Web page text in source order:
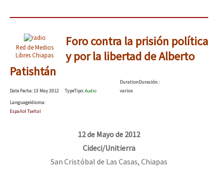
Red de Medios
Libres Chiapas
Foro contra la prisión política
y por la libertad de Alberto
Patishtán
DateFecha: 13 May 2012 TypeTipo:Audio
DurationDuración:
varios
LanguageIdioma:
Español Tseltal
12 de Mayo de 2012
Cideci/Unitierra
San Cristóbal de Las Casas, Chiapas